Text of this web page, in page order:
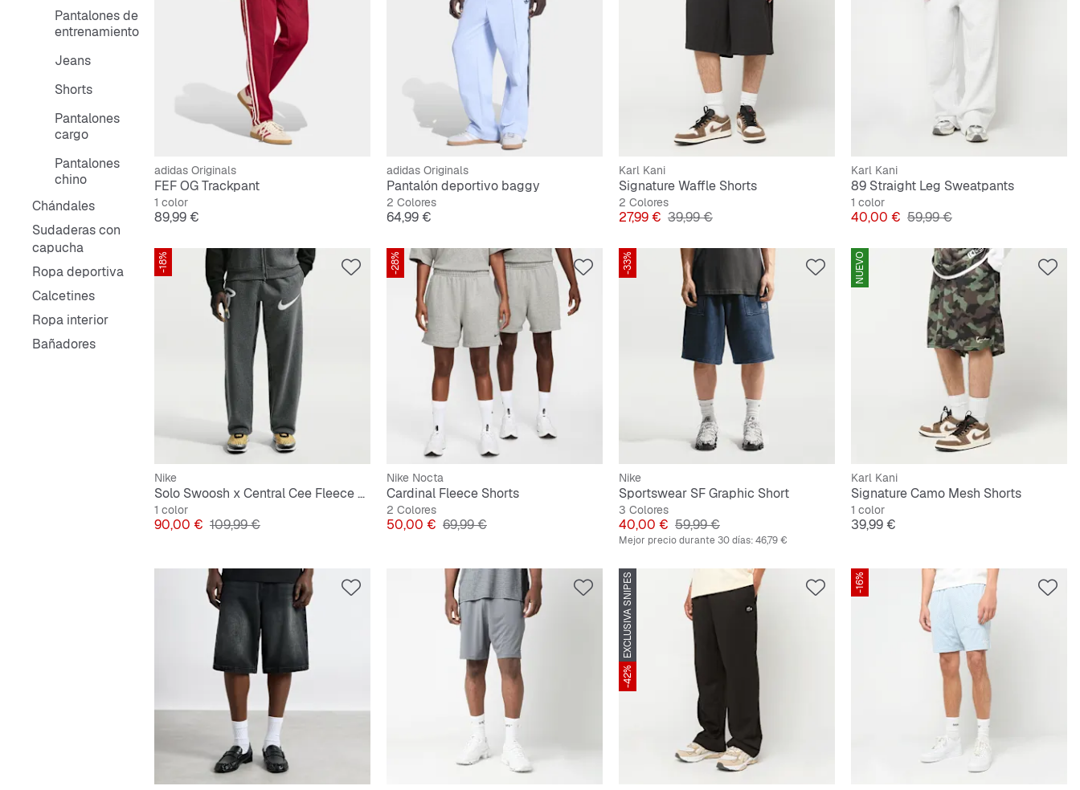
Pantalones de
entrenamiento
Jeans
Shorts
Pantalones
cargo
Pantalones
chino
Chándales
Sudaderas con
capucha
Ropa deportiva
Calcetines
Ropa interior
Bañadores
adidas Originals
FEF OG Trackpant
1 color
Precio
89,99 €
adidas Originals
Pantalón deportivo baggy
2 Colores
Precio
64,99 €
Karl Kani
Signature Waffle Shorts
2 Colores
Precio
27,99 € Precio original
39,99 €
Karl Kani
89 Straight Leg Sweatpants
1 color
Precio
40,00 € Precio original
59,99 €
-18%
Nike
Solo Swoosh x Central Cee Fleece Open Hem Pant
1 color
Precio
90,00 € Precio original
109,99 €
-28%
Nike Nocta
Cardinal Fleece Shorts
2 Colores
Precio
50,00 € Precio original
69,99 €
-33%
Nike
Sportswear SF Graphic Short
3 Colores
Precio
40,00 € Precio original
59,99 €
Mejor precio durante 30 días:46,79 €
NUEVO
Karl Kani
Signature Camo Mesh Shorts
1 color
Precio
39,99 €
EXCLUSIVA SNIPES
-42%
-16%